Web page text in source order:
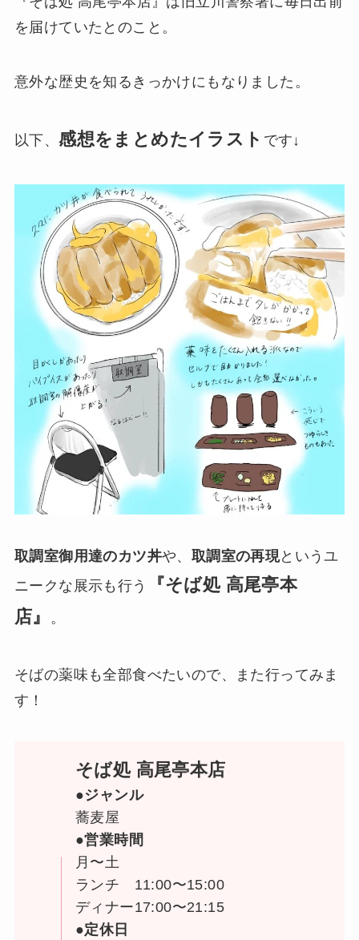
を届けていたとのこと。
意外な歴史を知るきっかけにもなりました。
以下、感想をまとめたイラスト です↓
取調室御用達のカツ丼や、 取調室の再現というユ
ニークな展示も行う
『そば処 高尾亭本
店』
。
そばの薬味も全部食べたいので、また行ってみま
す！
そば処 高尾亭本店
●ジャンル
蕎麦屋
●営業時間
月〜土
ランチ 11:00〜15:00
ディナー17:00〜21:15
●定休日